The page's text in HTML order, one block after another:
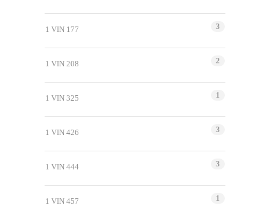
1 VIN 177 3
1 VIN 208 2
1 VIN 325 1
1 VIN 426 3
1 VIN 444 3
1 VIN 457 1